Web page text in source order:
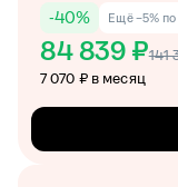
-40% Ещё −5%
84 839 ₽141
7 070 ₽ в месяц